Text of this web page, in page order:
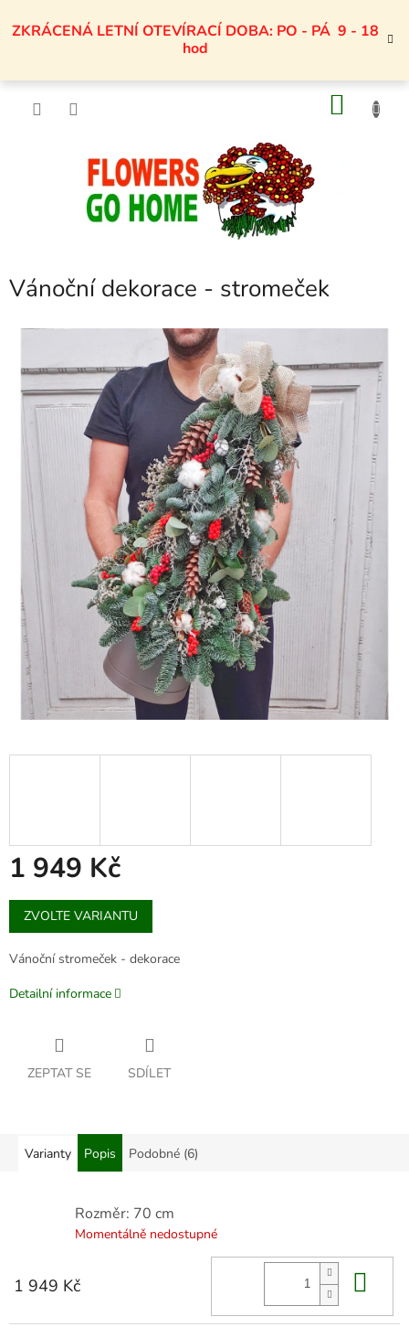
naZKRÁCENÁ LETNÍ OTEVÍRACÍ DOBA: PO - PÁ 9 - 18
hod
Vánoční dekorace - stromeček
1 949 Kč
Měrná
cena:
ZVOLTE VARIANTU
Vánoční stromeček - dekorace
Detailní informace
ZEPTAT SE SDÍLET
Varianty Popis Podobné (6)
Rozměr: 70 cm
Momentálně nedostupné
1 949 Kč